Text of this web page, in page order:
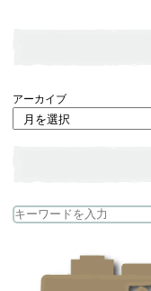
アーカイブ
検